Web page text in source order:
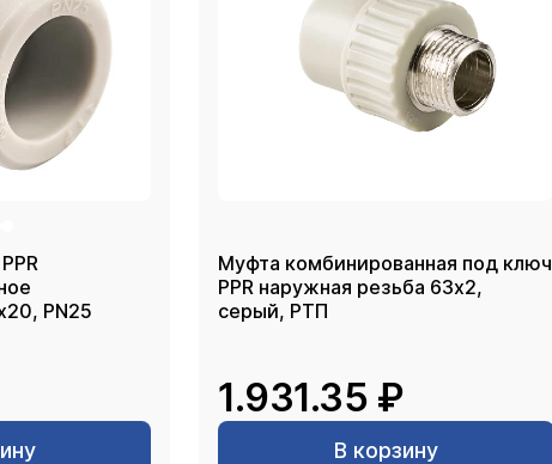
Муфта комбинированная под ключ
PPR наружная резьба 63х2,
серый, РТП
1.931.35 ₽
В корзину